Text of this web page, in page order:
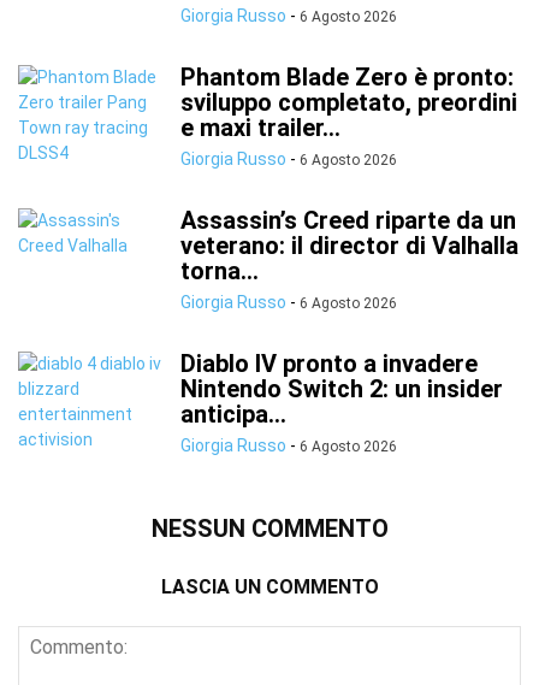
Giorgia Russo - 6 Agosto 2026
Phantom Blade Zero è pronto:
sviluppo completato, preordini
e maxi trailer...
Giorgia Russo - 6 Agosto 2026
Assassin’s Creed riparte da un
veterano: il director di Valhalla
torna...
Giorgia Russo - 6 Agosto 2026
Diablo IV pronto a invadere
Nintendo Switch 2: un insider
anticipa...
Giorgia Russo - 6 Agosto 2026
NESSUN COMMENTO
LASCIA UN COMMENTO